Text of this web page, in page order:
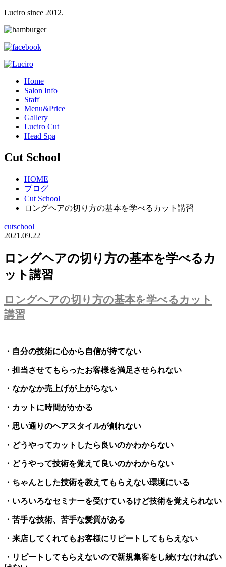
Luciro since 2012.
Home
Salon Info
Staff
Menu&Price
Gallery
Luciro Cut
Head Spa
Cut School
HOME
ブログ
Cut School
ロングヘアの切り方の基本を学べるカット講習
cutschool
2021.09.22
ロングヘアの切り方の基本を学べるカ
ット講習
ロングヘアの切り方の基本を学べるカット
講習
・自分の技術に心から自信が持てない
・担当させてもらったお客様を満足させられない
・なかなか売上げが上がらない
・カットに時間がかかる
・思い通りのヘアスタイルが創れない
・どうやってカットしたら良いのかわからない
・どうやって技術を覚えて良いのかわからない
・ちゃんとした技術を教えてもらえない環境にいる
・いろいろなセミナーを受けているけど技術を覚えられない
・苦手な技術、苦手な髪質がある
・来店してくれてもお客様にリピートしてもらえない
・リピートしてもらえないので新規集客をし続けなければい